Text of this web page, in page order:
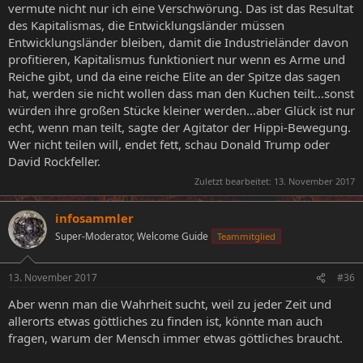
vermute nicht nur ich eine Verschwörung. Das ist das Resultat
des Kapitalismas, die Entwicklungsländer müssen
Entwicklungsländer bleiben, damit die Industrieländer davon
profitieren, Kapitalismus funktioniert nur wenn es Arme und
Reiche gibt, und da eine reiche Elite an der Spitze das sagen
hat, werden sie nicht wollen dass man den Kuchen teilt...sonst
würden ihre großen Stücke kleiner werden...aber Glück ist nur
echt, wenn man teilt, sagte der Agitator der Hippi-Bewegung.
Wer nicht teilen will, endet fett, schau Donald Trump oder
David Rockfeller.
Zuletzt bearbeitet: 13. November 2017
infosammler
Super-Moderator, Welcome Guide Teammitglied
13. November 2017 #36
Aber wenn man die Wahrheit sucht, weil zu jeder Zeit und
allerorts etwas göttliches zu finden ist, könnte man auch
fragen, warum der Mensch immer etwas göttliches braucht.